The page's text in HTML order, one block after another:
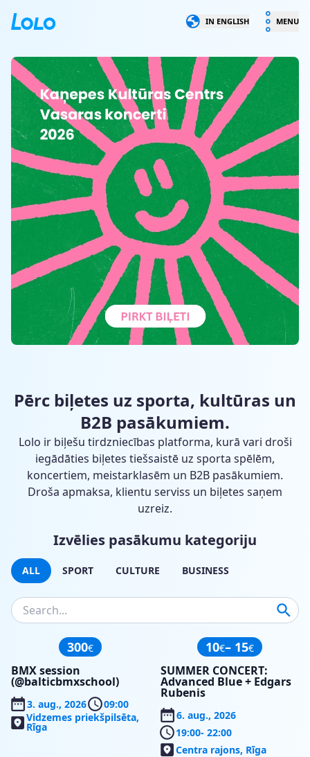
LOLO IN ENGLISH MENU
Pērc biļetes uz sporta, kultūras un
B2B pasākumiem.
Lolo ir biļešu tirdzniecības platforma, kurā vari droši
iegādāties biļetes tiešsaistē uz sporta spēlēm,
koncertiem, meistarklasēm un B2B pasākumiem.
Droša apmaksa, klientu serviss un biļetes saņem
uzreiz.
Izvēlies pasākumu kategoriju
ALL SPORT CULTURE BUSINESS
300€
BMX session
(@balticbmxschool)
3. aug., 2026
09:00
Vidzemes priekšpilsēta,
Rīga
10€– 15€
SUMMER CONCERT:
Advanced Blue + Edgars
Rubenis
6. aug., 2026
19:00- 22:00
Centra rajons, Rīga